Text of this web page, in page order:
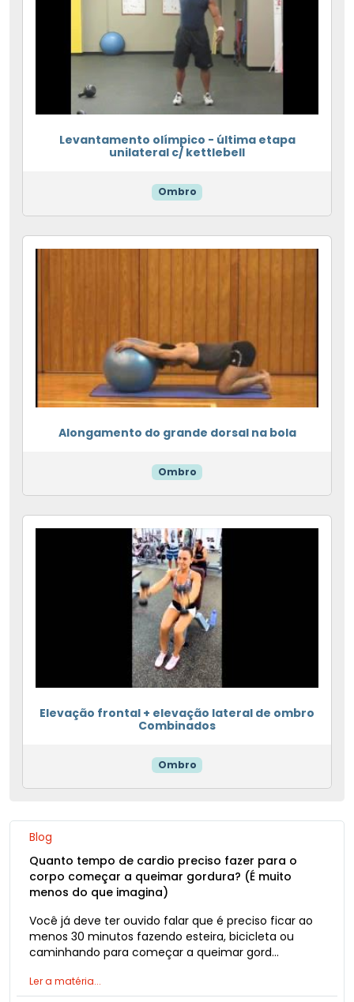
Levantamento olímpico - última etapa
unilateral c/ kettlebell
Ombro
Alongamento do grande dorsal na bola
Ombro
Elevação frontal + elevação lateral de ombro
Combinados
Ombro
Blog
Quanto tempo de cardio preciso fazer para o
corpo começar a queimar gordura? (É muito
menos do que imagina)
Você já deve ter ouvido falar que é preciso ficar ao
menos 30 minutos fazendo esteira, bicicleta ou
caminhando para começar a queimar gord…
Ler a matéria...